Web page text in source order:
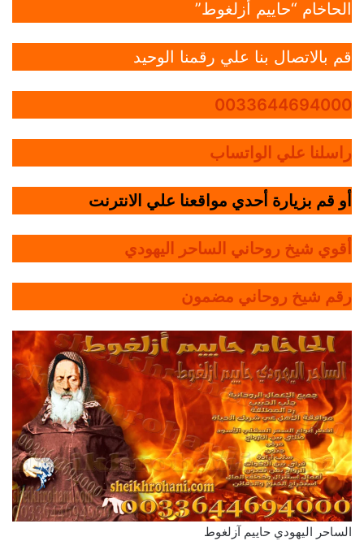
الحاخام “حاييم أزلغوط”
قم بالاتصال بنا علي رقمنا الوحيد
0033644694000
راسلنا علي الواتساب
أو قم بزيارة أحدي مواقعنا علي الانترنت
أقوي شيخ روحاني الساحر اليهودي
رقم شيخ روحاني مضمون
الساحر اليهودي حاييم آزلغوط